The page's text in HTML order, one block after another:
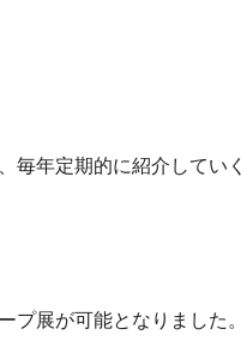
毎年定期的に紹介していく
プ展が可能となりました。